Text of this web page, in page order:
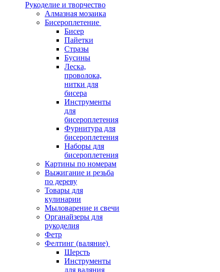
Рукоделие и творчество
Алмазная мозаика
Бисероплетение
Бисер
Пайетки
Стразы
Бусины
Леска,
проволока,
нитки для
бисера
Инструменты
для
бисероплетения
Фурнитура для
бисероплетения
Наборы для
бисероплетения
Картины по номерам
Выжигание и резьба
по дереву
Товары для
кулинарии
Мыловарение и свечи
Органайзеры для
рукоделия
Фетр
Фелтинг (валяние)
Шерсть
Инструменты
для валяния